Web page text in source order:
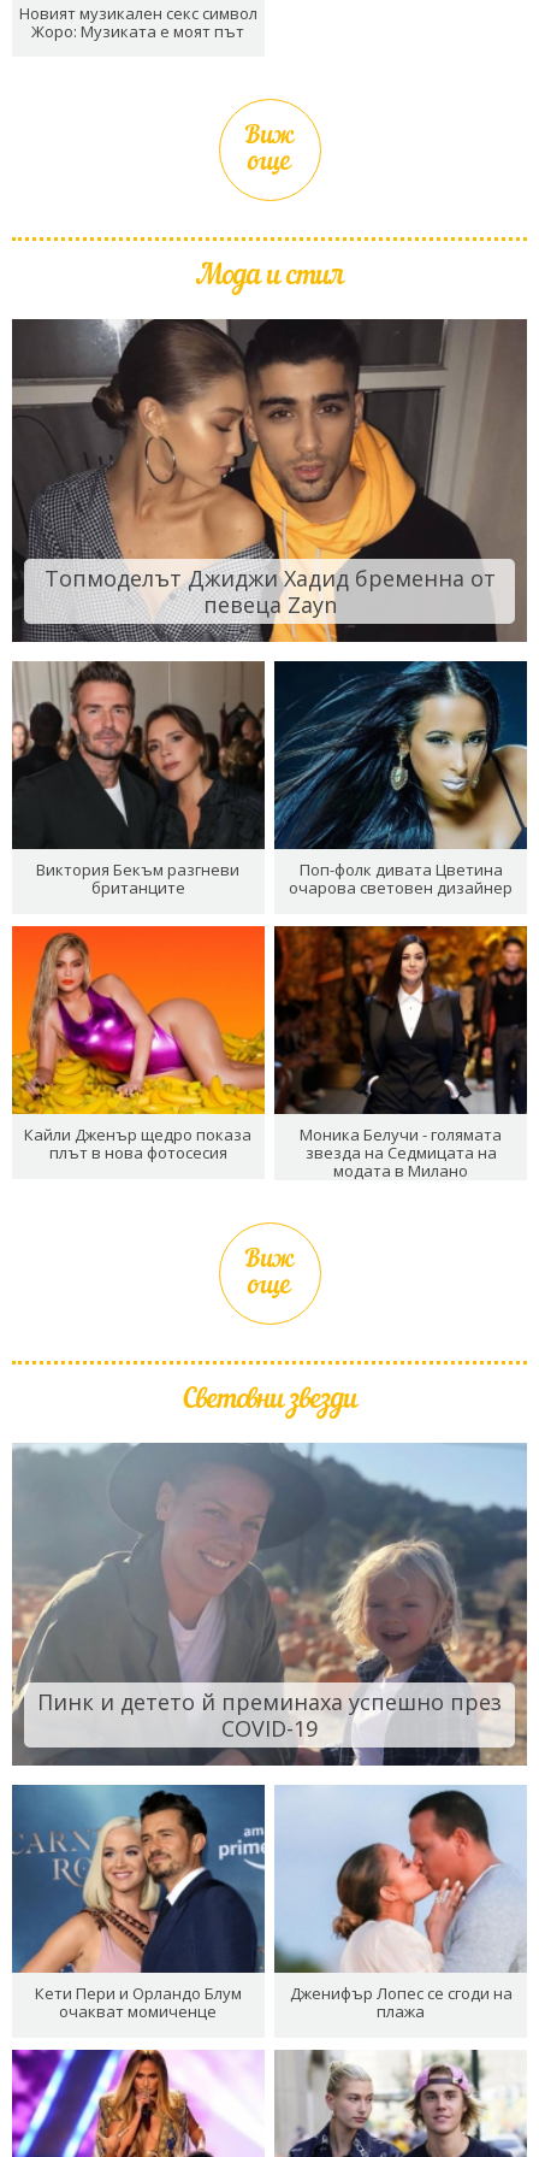
Новият музикален секс символ
Жоро: Музиката е моят път
Виж
още
Мода и стил
Топмоделът Джиджи Хадид бременна от
певеца Zayn
Виктория Бекъм разгневи
британците
Поп-фолк дивата Цветина
очарова световен дизайнер
Кайли Дженър щедро показа
плът в нова фотосесия
Моника Белучи - голямата
звезда на Седмицата на
модата в Милано
Виж
още
Световни звезди
Пинк и детето й преминаха успешно през
COVID-19
Кети Пери и Орландо Блум
очакват момиченце
Дженифър Лопес се сгоди на
плажа